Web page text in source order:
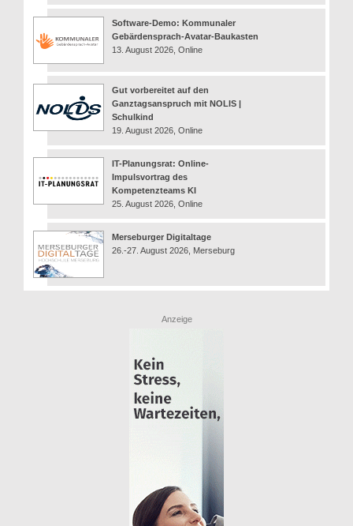
Software-Demo: Kommunaler
Gebärdensprach-Avatar-Baukasten
13. August 2026, Online
Gut vorbereitet auf den
Ganztagsanspruch mit NOLIS |
Schulkind
19. August 2026, Online
IT-Planungsrat: Online-
Impulsvortrag des
Kompetenzteams KI
25. August 2026, Online
Merseburger Digitaltage
26.-27. August 2026, Merseburg
Anzeige